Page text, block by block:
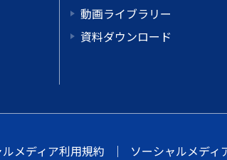
動画ライブラリー
資料ダウンロード
メディア利用規約 ｜ ソーシャルメディ